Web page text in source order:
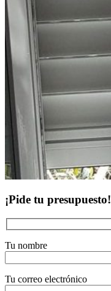
¡Pide tu presupuesto!
Tu nombre
Tu correo electrónico